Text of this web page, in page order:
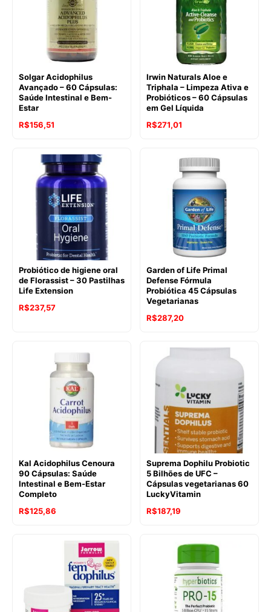
Solgar Acidophilus
Avançado – 60 Cápsulas:
Saúde Intestinal e Bem-
Estar
R$156,51
Irwin Naturals Aloe e
Triphala – Limpeza Ativa e
Probióticos – 60 Cápsulas
em Gel Líquida
R$271,01
Probiótico de higiene oral
de Florassist – 30 Pastilhas
Life Extension
R$237,57
Garden of Life Primal
Defense Fórmula
Probiótica 45 Cápsulas
Vegetarianas
R$287,20
Kal Acidophilus Cenoura
90 Cápsulas: Saúde
Intestinal e Bem-Estar
Completo
R$125,86
Suprema Dophilu Probiotic
5 Bilhões de UFC –
Cápsulas vegetarianas 60
LuckyVitamin
O
R$288,23.
R$187,19
atual
R$187,19.